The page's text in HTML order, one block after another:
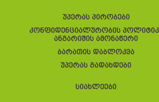
უპერას პირობები
კონფიდენციალურობის
ანგარიშის ამონაწერი
ბარათის დაბლოკვა
უპერას გადახდები
სიახლეები